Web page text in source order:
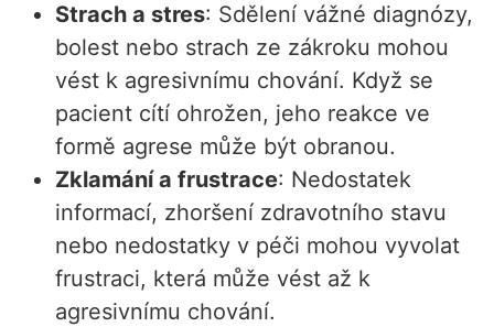
Strach a stres: Sdělení vážné diagnózy,
bolest nebo strach ze zákroku mohou
vést k agresivnímu chování. Když se
pacient cítí ohrožen, jeho reakce ve
formě agrese může být obranou.
Zklamání a frustrace: Nedostatek
informací, zhoršení zdravotního stavu
nebo nedostatky v péči mohou vyvolat
frustraci, která může vést až k
agresivnímu chování.